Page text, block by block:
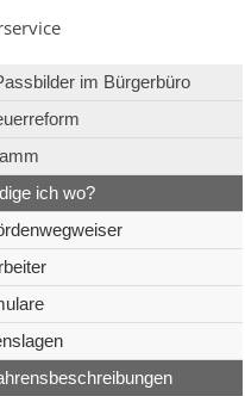
im Bürgerbüro
ich wo?